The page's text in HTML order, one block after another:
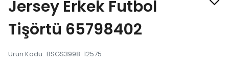
Jersey Erkek Futbol
Tişörtü 65798402
Ürün Kodu: BSGS3998-12575